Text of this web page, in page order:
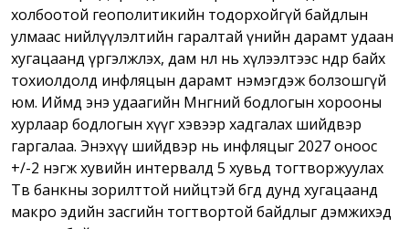
холбоотой геополитикийн тодорхойгүй байдлын
улмаас нийлүүлэлтийн гаралтай үнийн дарамт удаан
хугацаанд үргэлжлэх, дам нөлөө нь хүлээлтээс өндөр байх
тохиолдолд инфляцын дарамт нэмэгдэж болзошгүй
юм. Иймд энэ удаагийн Мөнгөний бодлогын хорооны
хурлаар бодлогын хүүг хэвээр хадгалах шийдвэр
гаргалаа. Энэхүү шийдвэр нь инфляцыг 2027 оноос
+/-2 нэгж хувийн интервалд 5 хувьд тогтворжуулах
Төв банкны зорилттой нийцтэй бөгөөд дунд хугацаанд
макро эдийн засгийн тогтвортой байдлыг дэмжихэд